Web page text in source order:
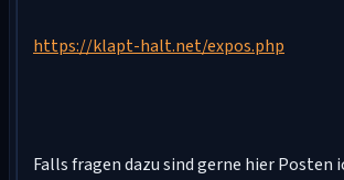
https://klapt-halt.net/expos.php
Falls fragen dazu sind gerne hier Posten